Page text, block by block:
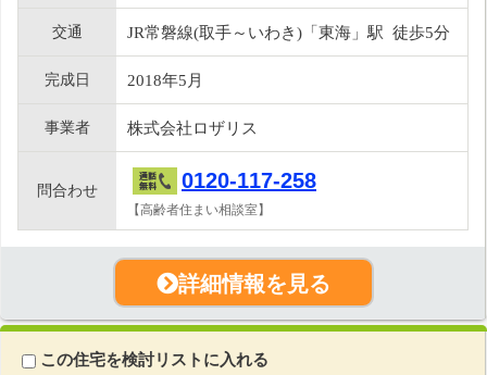
交通 JR常磐線(取手～いわき)「東海」駅 徒歩5分
完成日 2018年5月
事業者 株式会社ロザリス
問合わせ 0120-117-258
【高齢者住まい相談室】
詳細情報を見る
この住宅を検討リストに入れる